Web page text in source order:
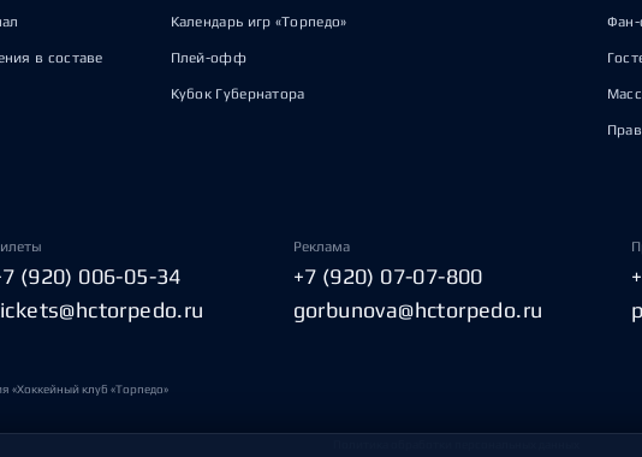
в составе
Календарь игр «Торпедо»
Плей-офф
Кубок Губернатора
Фан-
(920) 006-05-34
Реклама
+7 (920) 07-07-800
gorbunova@hctorpedo.ru
«Хоккейный клуб «Торпедо»